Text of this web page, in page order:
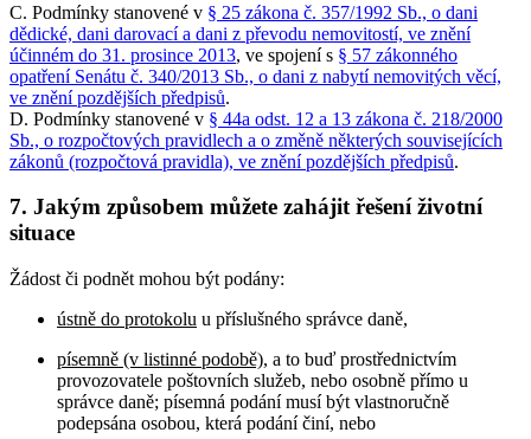
C. Podmínky stanovené v § 25 zákona č. 357/1992 Sb., o dani
dědické, dani darovací a dani z převodu nemovitostí, ve znění
účinném do 31. prosince 2013, ve spojení s § 57 zákonného
opatření Senátu č. 340/2013 Sb., o dani z nabytí nemovitých věcí,
ve znění pozdějších předpisů.
D. Podmínky stanovené v § 44a odst. 12 a 13 zákona č. 218/2000
Sb., o rozpočtových pravidlech a o změně některých souvisejících
zákonů (rozpočtová pravidla), ve znění pozdějších předpisů.
7. Jakým způsobem můžete zahájit řešení životní
situace
Žádost či podnět mohou být podány:
ústně do protokolu u příslušného správce daně,
písemně (v listinné podobě), a to buď prostřednictvím
provozovatele poštovních služeb, nebo osobně přímo u
správce daně; písemná podání musí být vlastnoručně
podepsána osobou, která podání činí, nebo